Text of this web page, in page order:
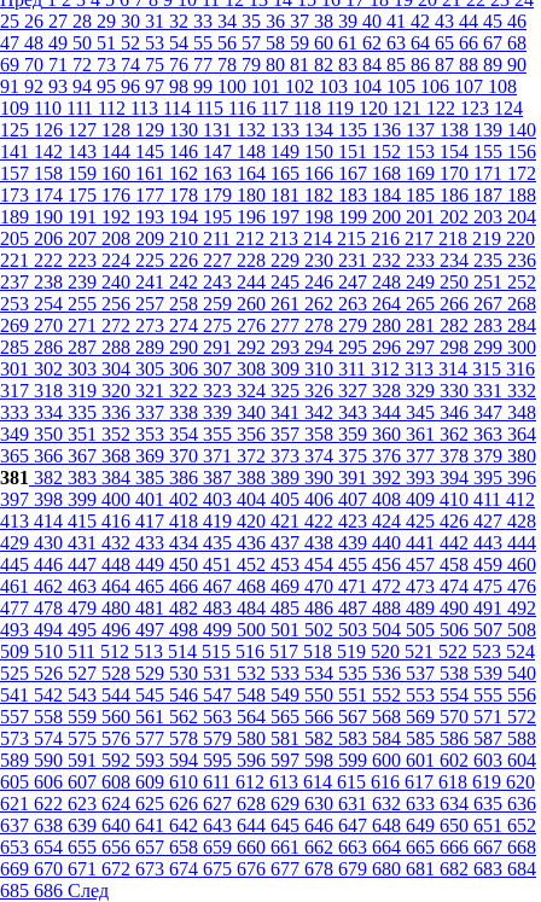
25 26 27 28 29 30 31 32 33 34 35 36 37 38 39 40 41 42 43 44 45 46
47 48 49 50 51 52 53 54 55 56 57 58 59 60 61 62 63 64 65 66 67 68
69 70 71 72 73 74 75 76 77 78 79 80 81 82 83 84 85 86 87 88 89 90
91 92 93 94 95 96 97 98 99 100 101 102 103 104 105 106 107 108
109 110 111 112 113 114 115 116 117 118 119 120 121 122 123 124
125 126 127 128 129 130 131 132 133 134 135 136 137 138 139 140
141 142 143 144 145 146 147 148 149 150 151 152 153 154 155 156
157 158 159 160 161 162 163 164 165 166 167 168 169 170 171 172
173 174 175 176 177 178 179 180 181 182 183 184 185 186 187 188
189 190 191 192 193 194 195 196 197 198 199 200 201 202 203 204
205 206 207 208 209 210 211 212 213 214 215 216 217 218 219 220
221 222 223 224 225 226 227 228 229 230 231 232 233 234 235 236
237 238 239 240 241 242 243 244 245 246 247 248 249 250 251 252
253 254 255 256 257 258 259 260 261 262 263 264 265 266 267 268
269 270 271 272 273 274 275 276 277 278 279 280 281 282 283 284
285 286 287 288 289 290 291 292 293 294 295 296 297 298 299 300
301 302 303 304 305 306 307 308 309 310 311 312 313 314 315 316
317 318 319 320 321 322 323 324 325 326 327 328 329 330 331 332
333 334 335 336 337 338 339 340 341 342 343 344 345 346 347 348
349 350 351 352 353 354 355 356 357 358 359 360 361 362 363 364
365 366 367 368 369 370 371 372 373 374 375 376 377 378 379 380
381 382 383 384 385 386 387 388 389 390 391 392 393 394 395 396
397 398 399 400 401 402 403 404 405 406 407 408 409 410 411 412
413 414 415 416 417 418 419 420 421 422 423 424 425 426 427 428
429 430 431 432 433 434 435 436 437 438 439 440 441 442 443 444
445 446 447 448 449 450 451 452 453 454 455 456 457 458 459 460
461 462 463 464 465 466 467 468 469 470 471 472 473 474 475 476
477 478 479 480 481 482 483 484 485 486 487 488 489 490 491 492
493 494 495 496 497 498 499 500 501 502 503 504 505 506 507 508
509 510 511 512 513 514 515 516 517 518 519 520 521 522 523 524
525 526 527 528 529 530 531 532 533 534 535 536 537 538 539 540
541 542 543 544 545 546 547 548 549 550 551 552 553 554 555 556
557 558 559 560 561 562 563 564 565 566 567 568 569 570 571 572
573 574 575 576 577 578 579 580 581 582 583 584 585 586 587 588
589 590 591 592 593 594 595 596 597 598 599 600 601 602 603 604
605 606 607 608 609 610 611 612 613 614 615 616 617 618 619 620
621 622 623 624 625 626 627 628 629 630 631 632 633 634 635 636
637 638 639 640 641 642 643 644 645 646 647 648 649 650 651 652
653 654 655 656 657 658 659 660 661 662 663 664 665 666 667 668
669 670 671 672 673 674 675 676 677 678 679 680 681 682 683 684
685 686 След